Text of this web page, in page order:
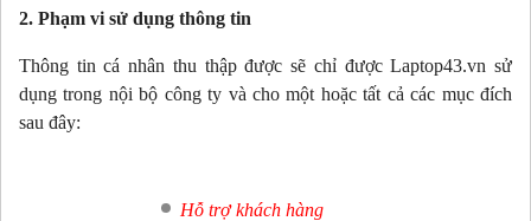
2. Phạm vi sử dụng thông tin
Thông tin cá nhân thu thập được sẽ chỉ được Laptop43.vn sử
dụng trong nội bộ công ty và cho một hoặc tất cả các mục đích
sau đây:
Hỗ trợ khách hàng